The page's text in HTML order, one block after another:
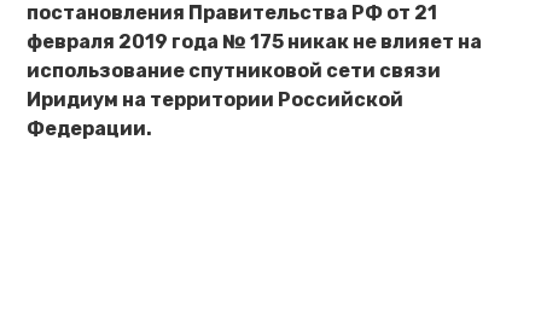
постановления Правительства РФ от 21
февраля 2019 года № 175 никак не влияет на
использование спутниковой сети связи
Иридиум на территории Российской
Федерации.